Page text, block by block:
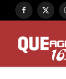
Facebook
X